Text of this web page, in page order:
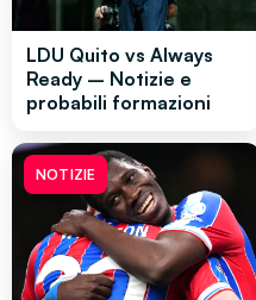
LDU Quito vs Always
Ready – Notizie e
probabili formazioni
NOTIZIE